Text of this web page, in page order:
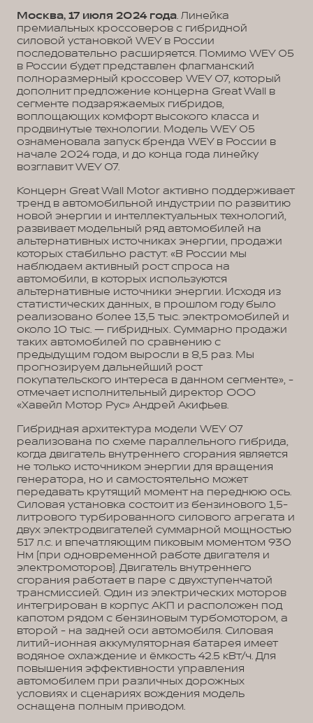
Москва, 17 июля 2024 года. Линейка
премиальных кроссоверов с гибридной
силовой установкой WEY в России
последовательно расширяется. Помимо WEY 05
в России будет представлен флагманский
полноразмерный кроссовер WEY 07, который
дополнит предложение концерна Great Wall в
сегменте подзаряжаемых гибридов,
воплощающих комфорт высокого класса и
продвинутые технологии. Модель WEY 05
ознаменовала запуск бренда WEY в России в
начале 2024 года, и до конца года линейку
возглавит WEY 07.
Концерн Great Wall Motor активно поддерживает
тренд в автомобильной индустрии по развитию
новой энергии и интеллектуальных технологий,
развивает модельный ряд автомобилей на
альтернативных источниках энергии, продажи
которых стабильно растут. «В России мы
наблюдаем активный рост спроса на
автомобили, в которых используются
альтернативные источники энергии. Исходя из
статистических данных, в прошлом году было
реализовано более 13,5 тыс. электромобилей и
около 10 тыс. — гибридных. Суммарно продажи
таких автомобилей по сравнению с
предыдущим годом выросли в 8,5 раз. Мы
прогнозируем дальнейший рост
покупательского интереса в данном сегменте», -
отмечает исполнительный директор ООО
«Хавейл Мотор Рус» Андрей Акифьев.
Гибридная архитектура модели WEY 07
реализована по схеме параллельного гибрида,
когда двигатель внутреннего сгорания является
не только источником энергии для вращения
генератора, но и самостоятельно может
передавать крутящий момент на переднюю ось.
Силовая установка состоит из бензинового 1,5-
литрового турбированного силового агрегата и
двух электродвигателей суммарной мощностью
517 л.с. и впечатляющим пиковым моментом 930
Нм (при одновременной работе двигателя и
электромоторов). Двигатель внутреннего
сгорания работает в паре с двухступенчатой
трансмиссией. Один из электрических моторов
интегрирован в корпус АКП и расположен под
капотом рядом с бензиновым турбомотором, а
второй - на задней оси автомобиля. Силовая
литий-ионная аккумуляторная батарея имеет
водяное охлаждение и ёмкость 42.5 кВт/ч. Для
повышения эффективности управления
автомобилем при различных дорожных
условиях и сценариях вождения модель
оснащена полным приводом.